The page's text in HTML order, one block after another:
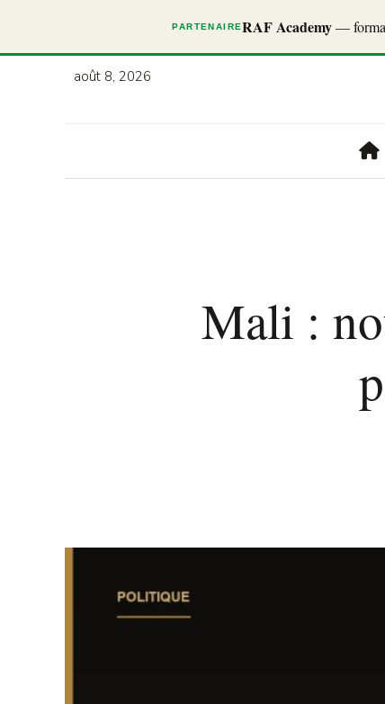
PARTENAIRERAF Academy—
août 8, 2026
Mali :